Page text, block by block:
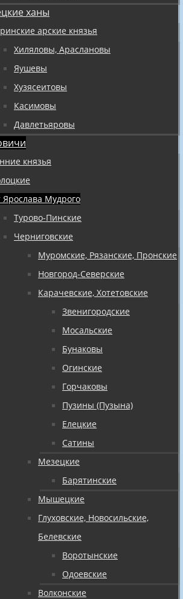
ханы
арские князья
Хиляловы, Араслановы
Яушевы
Хузясеитовы
Касимовы
Давлетьяровы
князья
Ярослава Мудрого
Турово-Пинские
Черниговские
Муромские, Рязанские, Пронские
Новгород-Северские
Карачевские, Хотетовские
Звенигородские
Мосальские
Бунаковы
Огинские
Горчаковы
Пузины (Пузына)
Елецкие
Сатины
Мезецкие
Барятинские
Мышецкие
Глуховские, Новосильские,
Белевские
Воротынские
Одоевские
Волконские